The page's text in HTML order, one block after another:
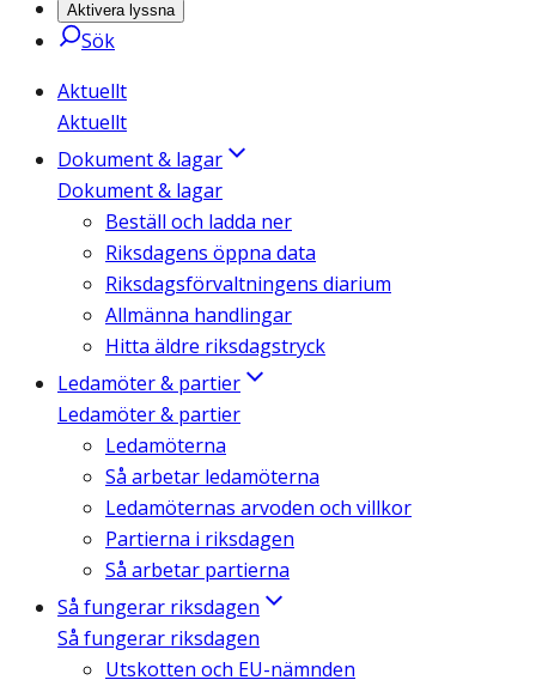
Aktivera lyssna
Sök
Aktuellt
Aktuellt
Dokument & lagar
Dokument & lagar
Beställ och ladda ner
Riksdagens öppna data
Riksdagsförvaltningens diarium
Allmänna handlingar
Hitta äldre riksdagstryck
Ledamöter & partier
Ledamöter & partier
Ledamöterna
Så arbetar ledamöterna
Ledamöternas arvoden och villkor
Partierna i riksdagen
Så arbetar partierna
Så fungerar riksdagen
Så fungerar riksdagen
Utskotten och EU-nämnden